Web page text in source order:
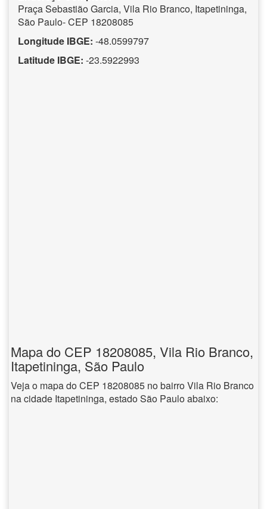
Praça Sebastião Garcia, Vila Rio Branco, Itapetininga,
São Paulo- CEP 18208085
Longitude IBGE: -48.0599797
Latitude IBGE: -23.5922993
Mapa do CEP 18208085, Vila Rio Branco,
Itapetininga, São Paulo
Veja o mapa do CEP 18208085 no bairro Vila Rio Branco
na cidade Itapetininga, estado São Paulo abaixo: